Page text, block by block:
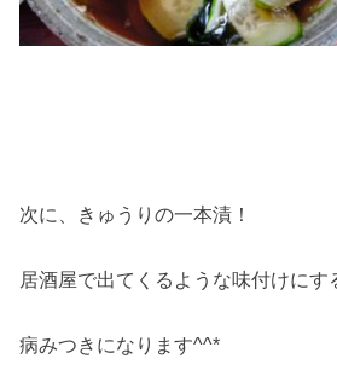
次に、きゅうりの一本漬！
居酒屋で出てくるような味付けにす
病みつきになります^^*